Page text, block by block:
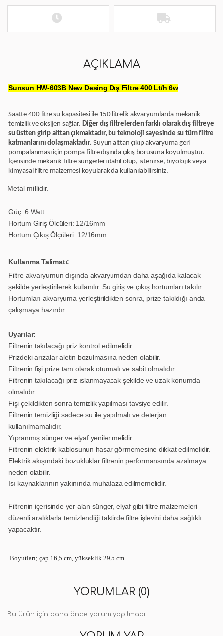
AÇIKLAMA
Sunsun HW-603B New Desing Dış Filtre 400 Lt/h 6w
Saatte 400 litre su kapasitesi ile 150 litrelik akvaryumlarda mekanik
temizlik ve oksijen sağlar. Diğer dış filtrelerden farklı olarak dış filtreye
su üstten girip alttan çıkmaktadır, bu teknoloji sayesinde su tüm filtre
katmanlarını dolaşmaktadır. Suyun alttan çıkıp akvaryuma geri
pompalanması için pompa filtre dışında çıkış borusuna koyulmuştur.
İçerisinde mekanik filtre süngerleri dahil olup, istenirse, biyolojik veya
kimyasal filtre malzemesi koyularak da kullanılabilirsiniz.
Metal millidir.
Güç: 6 Watt
Hortum Giriş Ölcüleri: 12/16mm
Hortum Çıkış Ölçüleri: 12/16mm
Kullanma Talimatı:
Filtre akvaryumun dışında akvaryumdan daha aşağıda kalacak
şekilde yerleştirilerek kullanılır. Su giriş ve çıkış hortumları takılır.
Hortumları akvaryuma yerleştirildikten sonra, prize takıldığı anda
çalışmaya hazırdır.
Uyarılar:
Filtrenin takılacağı priz kontrol edilmelidir.
Prizdeki arızalar aletin bozulmasına neden olabilir.
Filtrenin fişi prize tam olarak oturmalı ve sabit olmalıdır.
Filtrenin takılacağı priz ıslanmayacak şekilde ve uzak konumda
olmalıdır.
Fişi çekildikten sonra temizlik yapılması tavsiye edilir.
Filtrenin temizliği sadece su ile yapılmalı ve deterjan
kullanılmamalıdır.
Yıpranmış sünger ve elyaf yenilenmelidir.
Filtrenin elektrik kablosunun hasar görmemesine dikkat edilmelidir.
Elektrik akışındaki bozukluklar filtrenin performansında azalmaya
neden olabilir.
Isı kaynaklarının yakınında muhafaza edilmemelidir.
Filtrenin içerisinde yer alan sünger, elyaf gibi filtre malzemeleri
düzenli aralıklarla temizlendiği taktirde filtre işlevini daha sağlıklı
yapacaktır.
Boyutları; çap 16,5 cm, yükseklik 29,5 cm
YORUMLAR (0)
Bu ürün için daha önce yorum yapılmadı.